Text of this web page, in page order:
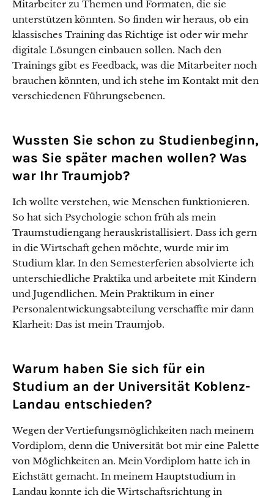
Mitarbeiter zu Themen und Formaten, die sie
unterstützen könnten. So finden wir heraus, ob ein
klassisches Training das Richtige ist oder wir mehr
digitale Lösungen einbauen sollen. Nach den
Trainings gibt es Feedback, was die Mitarbeiter noch
brauchen könnten, und ich stehe im Kontakt mit den
verschiedenen Führungsebenen.
Wussten Sie schon zu Studienbeginn,
was Sie später machen wollen? Was
war Ihr Traumjob?
Ich wollte verstehen, wie Menschen funktionieren.
So hat sich Psychologie schon früh als mein
Traumstudiengang herauskristallisiert. Dass ich gern
in die Wirtschaft gehen möchte, wurde mir im
Studium klar. In den Semesterferien absolvierte ich
unterschiedliche Praktika und arbeitete mit Kindern
und Jugendlichen. Mein Praktikum in einer
Personalentwickungsabteilung verschaffte mir dann
Klarheit: Das ist mein Traumjob.
Warum haben Sie sich für ein
Studium an der Universität Koblenz-
Landau entschieden?
Wegen der Vertiefungsmöglichkeiten nach meinem
Vordiplom, denn die Universität bot mir eine Palette
von Möglichkeiten an. Mein Vordiplom hatte ich in
Eichstätt gemacht. In meinem Hauptstudium in
Landau konnte ich die Wirtschaftsrichtung in